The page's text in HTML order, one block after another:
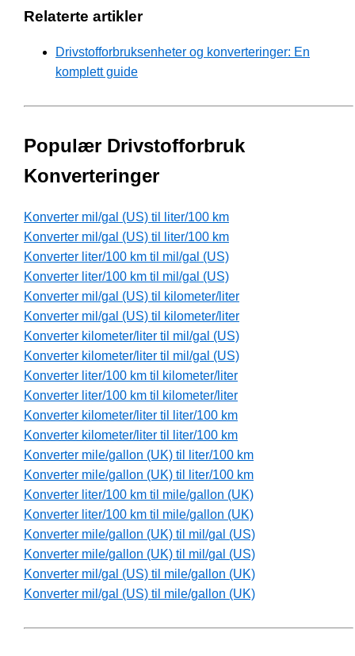
Relaterte artikler
Drivstofforbruksenheter og konverteringer: En
komplett guide
Populær Drivstofforbruk
Konverteringer
Konverter mil/gal (US) til liter/100 km
Konverter mil/gal (US) til liter/100 km
Konverter liter/100 km til mil/gal (US)
Konverter liter/100 km til mil/gal (US)
Konverter mil/gal (US) til kilometer/liter
Konverter mil/gal (US) til kilometer/liter
Konverter kilometer/liter til mil/gal (US)
Konverter kilometer/liter til mil/gal (US)
Konverter liter/100 km til kilometer/liter
Konverter liter/100 km til kilometer/liter
Konverter kilometer/liter til liter/100 km
Konverter kilometer/liter til liter/100 km
Konverter mile/gallon (UK) til liter/100 km
Konverter mile/gallon (UK) til liter/100 km
Konverter liter/100 km til mile/gallon (UK)
Konverter liter/100 km til mile/gallon (UK)
Konverter mile/gallon (UK) til mil/gal (US)
Konverter mile/gallon (UK) til mil/gal (US)
Konverter mil/gal (US) til mile/gallon (UK)
Konverter mil/gal (US) til mile/gallon (UK)